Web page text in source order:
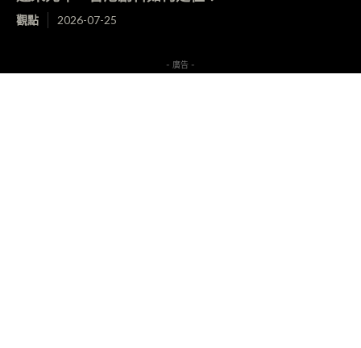
觀點 2026-07-25
- 廣告 -